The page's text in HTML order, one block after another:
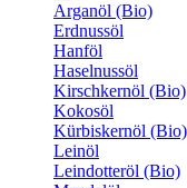
Arganöl (Bio)
Erdnussöl
Hanföl
Haselnussöl
Kirschkernöl (Bio)
Kokosöl
Kürbiskernöl (Bio)
Leinöl
Leindotteröl (Bio)